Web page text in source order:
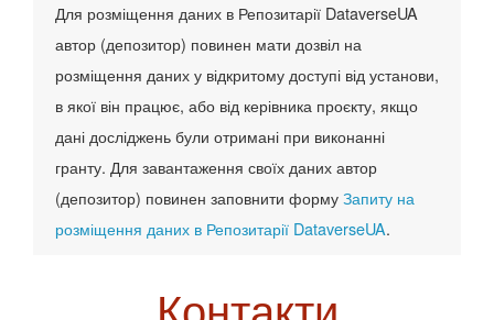
Для розміщення даних в Репозитарії DataverseUA
автор (депозитор) повинен мати дозвіл на
розміщення даних у відкритому доступі від установи,
в якої він працює, або від керівника проєкту, якщо
дані досліджень були отримані при виконанні
гранту. Для завантаження своїх даних автор
(депозитор) повинен заповнити формуЗапиту на
розміщення даних в Репозитарії DataverseUA.